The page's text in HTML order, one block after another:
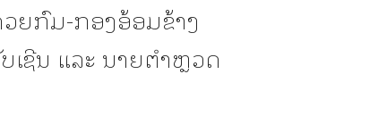
ຍກົມ-ກອງອ້ອມຂ້າງ
ຊີນ ແລະ ນາຍຕໍາຫຼວດ